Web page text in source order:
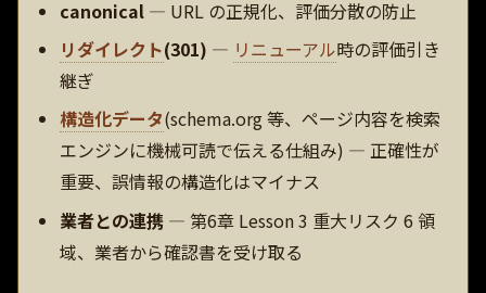
canonical — URL の正規化、評価分散の防止
リダイレクト(301) — リニューアル時の評価引き
継ぎ
構造化データ(schema.org 等、ページ内容を検索
エンジンに機械可読で伝える仕組み) — 正確性が
重要、誤情報の構造化はマイナス
業者との連携 — 第6章 Lesson 3 重大リスク 6 領
域、業者から確認書を受け取る